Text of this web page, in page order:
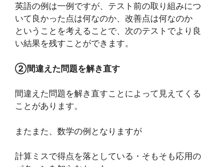
英語の例は一例ですが、テスト前の取り組みにつ
いて良かった点は何なのか、改善点は何なのか
ということを考えることで、次のテストでより良
い結果を残すことができます。
②間違えた問題を解き直す
間違えた問題を解き直すことによって見えてくる
ことがあります。
またまた、数学の例となりますが
計算ミスで得点を落としている・そもそも応用の